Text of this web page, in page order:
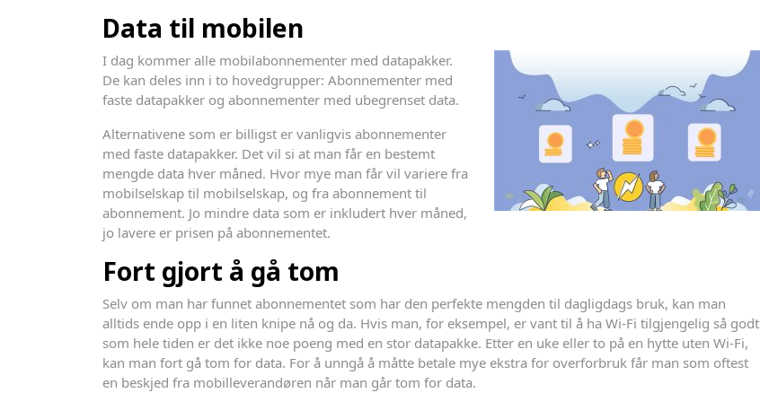
Data til mobilen
I dag kommer alle mobilabonnementer med datapakker.
De kan deles inn i to hovedgrupper: Abonnementer med
faste datapakker og abonnementer med ubegrenset data.
Alternativene som er billigst er vanligvis abonnementer
med faste datapakker. Det vil si at man får en bestemt
mengde data hver måned. Hvor mye man får vil variere fra
mobilselskap til mobilselskap, og fra abonnement til
abonnement. Jo mindre data som er inkludert hver måned,
jo lavere er prisen på abonnementet.
Fort gjort å gå tom
Selv om man har funnet abonnementet som har den perfekte mengden til dagligdags bruk, kan man
alltids ende opp i en liten knipe nå og da. Hvis man, for eksempel, er vant til å ha Wi-Fi tilgjengelig så godt
som hele tiden er det ikke noe poeng med en stor datapakke. Etter en uke eller to på en hytte uten Wi-Fi,
kan man fort gå tom for data. For å unngå å måtte betale mye ekstra for overforbruk får man som oftest
en beskjed fra mobilleverandøren når man går tom for data.